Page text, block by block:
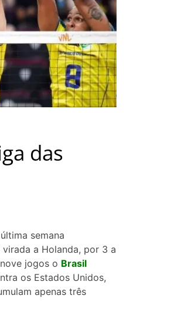
das
semana
a Holanda, por 3 a
jogos o Brasil
os Estados Unidos,
apenas três